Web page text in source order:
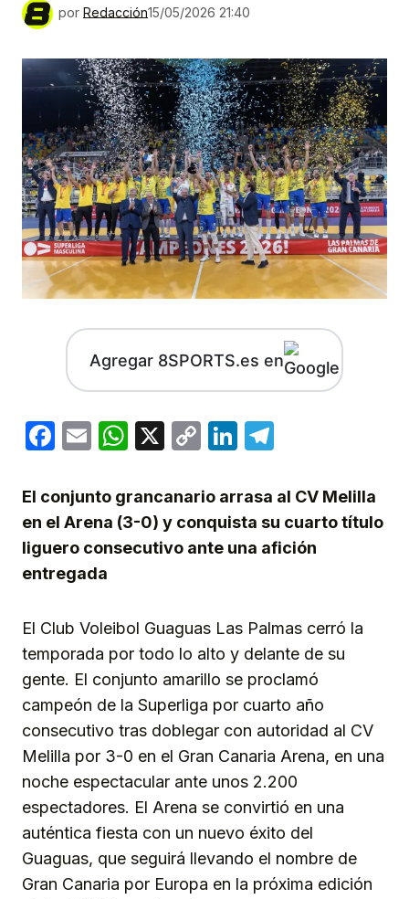
por Redacción15/05/2026 21:40
Agregar 8SPORTS.es en
Facebook
EmailWhatsApp
X
CopyLinkedIn
El conjunto grancanario arrasa al CV Melilla
en el Arena (3-0) y conquista su cuarto título
liguero consecutivo ante una afición
entregada
El Club Voleibol Guaguas Las Palmas cerró la
temporada por todo lo alto y delante de su
gente. El conjunto amarillo se proclamó
campeón de la Superliga por cuarto año
consecutivo tras doblegar con autoridad al CV
Melilla por 3-0 en el Gran Canaria Arena, en una
noche espectacular ante unos 2.200
espectadores. El Arena se convirtió en una
auténtica fiesta con un nuevo éxito del
Guaguas, que seguirá llevando el nombre de
Gran Canaria por Europa en la próxima edición